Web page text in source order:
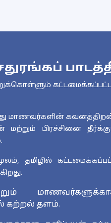
மாணவர்களின்
மற்றும் பிரச்சினை
தமிழில்
கற்றல் தளம்.
கட்டமைக்கப்பட்ட